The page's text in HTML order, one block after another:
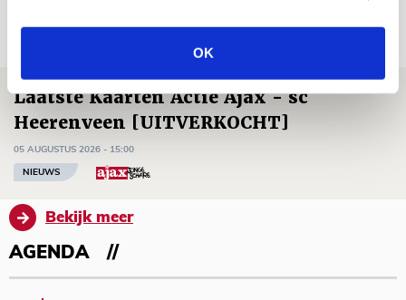
OK
Laatste Kaarten Actie Ajax - sc
Heerenveen [UITVERKOCHT]
05 AUGUSTUS 2026 - 15:00
NIEUWS
Bekijk meer
AGENDA